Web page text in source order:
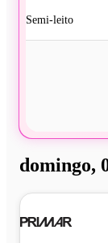
Semi-leito
domingo,